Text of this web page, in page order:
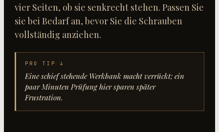
vier Seiten, ob sie senkrecht stehen. Passen Sie
sie bei Bedarf an, bevor Sie die Schrauben
vollständig anziehen.
PRO TIP ↓
Eine schief stehende Werkbank macht verrückt; ein
paar Minuten Prüfung hier sparen später
Frustration.